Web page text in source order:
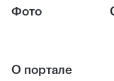
Фото
О портале